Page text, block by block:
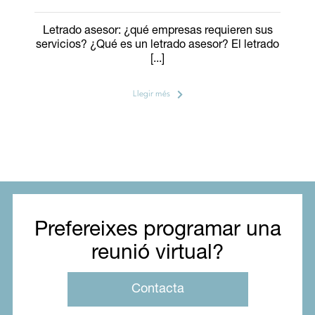
Letrado asesor: ¿qué empresas requieren sus
servicios? ¿Qué es un letrado asesor? El letrado
[...]
Llegir més
Prefereixes programar una
reunió virtual?
Contacta